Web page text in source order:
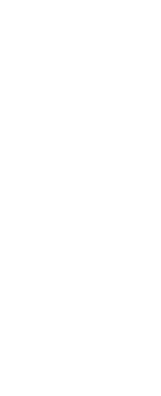
nouveaux